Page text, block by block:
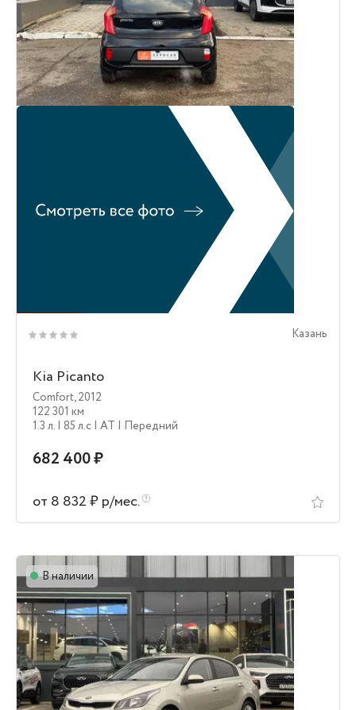
Казань
Kia Picanto
Comfort,2012
122 301 км
1.3 л. | 85 л.c | AT | Передний
682 400 ₽
от 8 832 ₽ р/мес.
В наличии